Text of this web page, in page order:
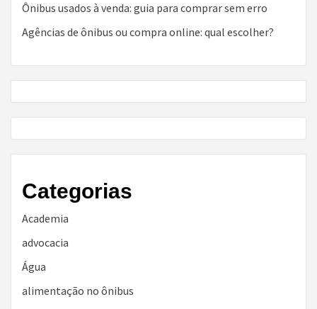
Ônibus usados à venda: guia para comprar sem erro
Agências de ônibus ou compra online: qual escolher?
Categorias
Academia
advocacia
Água
alimentação no ônibus